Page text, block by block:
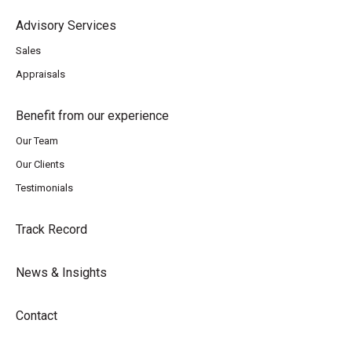
Advisory Services
Sales
Appraisals
Benefit from our experience
Our Team
Our Clients
Testimonials
Track Record
News & Insights
Contact